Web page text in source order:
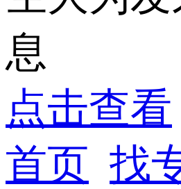
息
点击查看
首页 找